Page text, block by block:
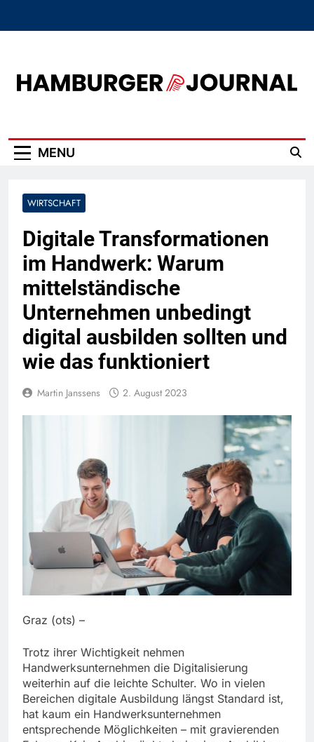
MENU
WIRTSCHAFT
Digitale Transformationen
im Handwerk: Warum
mittelständische
Unternehmen unbedingt
digital ausbilden sollten und
wie das funktioniert
Martin Janssens 2. August 2023
Graz (ots) –
Trotz ihrer Wichtigkeit nehmen
Handwerksunternehmen die Digitalisierung
weiterhin auf die leichte Schulter. Wo in vielen
Bereichen digitale Ausbildung längst Standard ist,
hat kaum ein Handwerksunternehmen
entsprechende Möglichkeiten – mit gravierenden